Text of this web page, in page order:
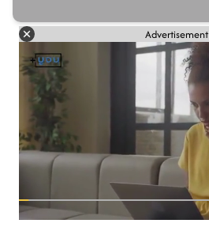
Advertisement